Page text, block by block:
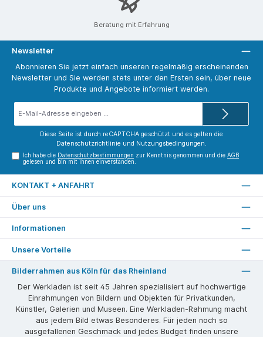
Beratung mit Erfahrung
Newsletter
Abonnieren Sie jetzt einfach unseren regelmäßig erscheinenden
Newsletter und Sie werden stets unter den Ersten sein, über neue
Produkte und Angebote informiert werden.
Diese Seite ist durch reCAPTCHA geschützt und es gelten die
Datenschutzrichtlinie und Nutzungsbedingungen.
Ich habe die Datenschutzbestimmungen zur Kenntnis genommen und dieAGB
gelesen und bin mit ihnen einverstanden.
KONTAKT + ANFAHRT
Über uns
Informationen
Unsere Vorteile
Bilderrahmen aus Köln für das Rheinland
Der Werkladen ist seit 45 Jahren spezialisiert auf hochwertige
Einrahmungen von Bildern und Objekten für Privatkunden,
Künstler, Galerien und Museen. Eine Werkladen-Rahmung macht
aus jedem Bild etwas Besonderes. Für jeden noch so
ausgefallenen Geschmack und jedes Budget finden unsere